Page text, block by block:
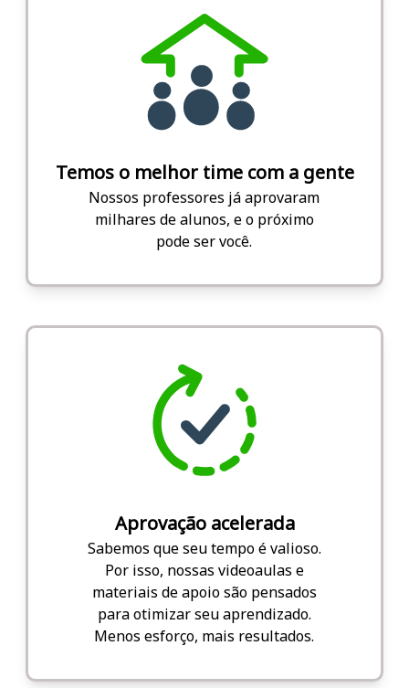
Temos o melhor time com a gente
Nossos professores já aprovaram
milhares de alunos, e o próximo
pode ser você.
Aprovação acelerada
Sabemos que seu tempo é valioso.
Por isso, nossas videoaulas e
materiais de apoio são pensados
para otimizar seu aprendizado.
Menos esforço, mais resultados.